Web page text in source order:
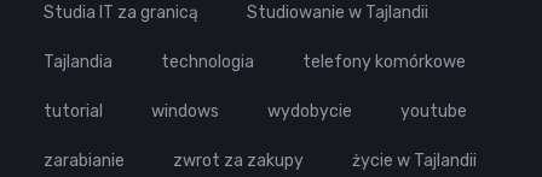
Studia IT za granicą Studiowanie w Tajlandii
Tajlandia technologia telefony komórkowe
tutorial windows wydobycie youtube
zarabianie zwrot za zakupy życie w Tajlandii